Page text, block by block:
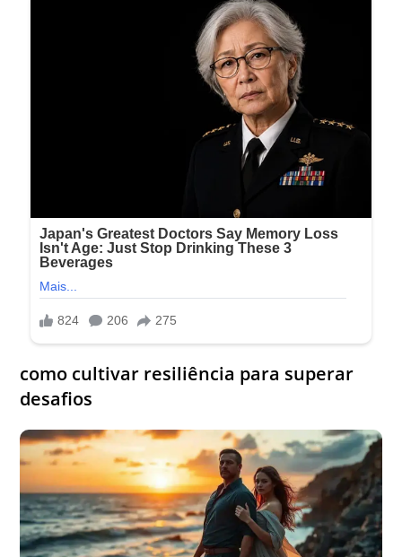
como cultivar resiliência para superar
desafios